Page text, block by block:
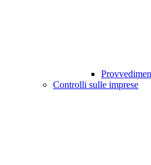
Controlli sulle imprese